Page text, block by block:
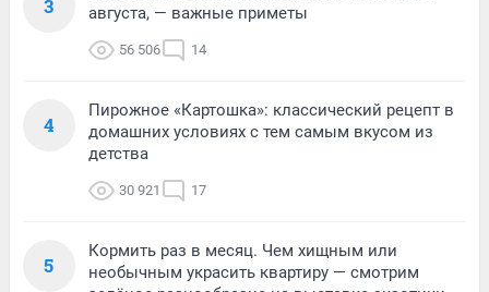
3
августа, — важные приметы
56 506 14
4
Пирожное «Картошка»: классический рецепт в
домашних условиях с тем самым вкусом из
детства
30 921 17
5
Кормить раз в месяц. Чем хищным или
необычным украсить квартиру — смотрим